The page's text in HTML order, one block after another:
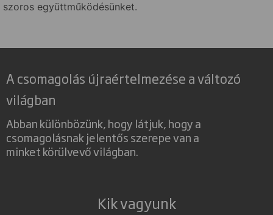
szoros együttműködésünket.
A csomagolás újraértelmezése a változó
világban
Abban különbözünk, hogy látjuk, hogy a
csomagolásnak jelentős szerepe van a
minket körülvevő világban.
Kik vagyunk